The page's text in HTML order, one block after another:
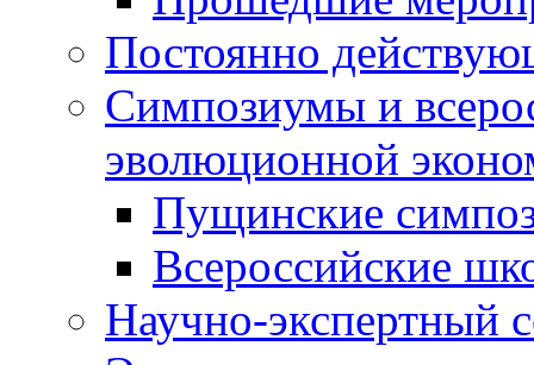
Постоянно
Симпозиумы и
эволюционной
Пущинские
Всероссийские
Научно-экспертный